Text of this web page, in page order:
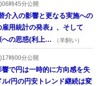
時45分公開
介入の影響と更なる実施への
用統計の発表』、そして
への思惑(利上…
（羊飼い）
時00分公開
響で円は一時的に方向感を失
/円の円安トレンド継続は変